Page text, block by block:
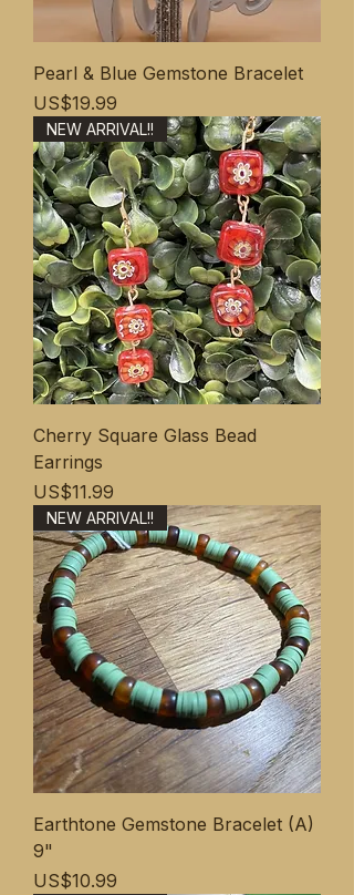
Pearl & Blue Gemstone Bracelet
ราคา
US$19.99
NEW ARRIVAL!!
Cherry Square Glass Bead
Earrings
ราคา
US$11.99
NEW ARRIVAL!!
Earthtone Gemstone Bracelet (A)
9"
ราคา
US$10.99